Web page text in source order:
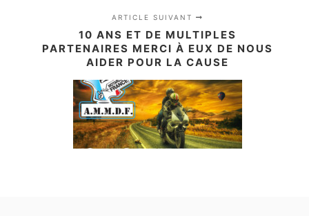
ARTICLE SUIVANT
10 ANS ET DE MULTIPLES
PARTENAIRES MERCI À EUX DE NOUS
AIDER POUR LA CAUSE